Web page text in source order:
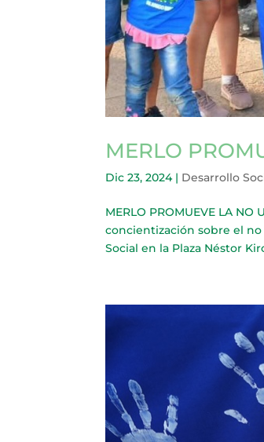
MERLO
Dic 23, 2024| Desarrollo
MERLO PROMUEVE LA
concientización sobre el
Social en la Plaza Néstor